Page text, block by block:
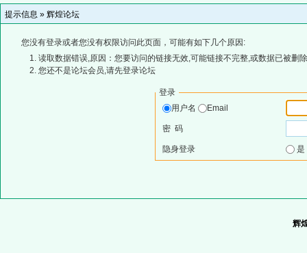
提示信息 » 辉煌论坛
您没有登录或者您没有权限访问此页面，可能有如下几个原因:
读取数据错误,原因：您要访问的链接无效,可能链接不完整,或数据已被删
您还不是论坛会员,请先登录论坛
登录
用户名
Email
密 码
隐身登录
辉